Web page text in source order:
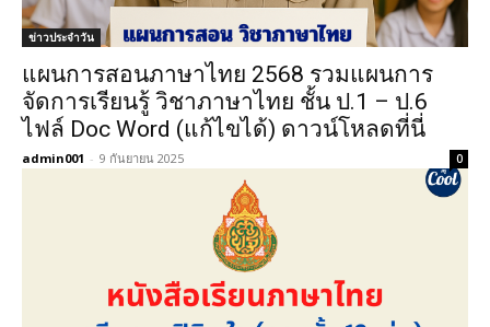
ข่าวประจำวัน
แผนการสอนภาษาไทย 2568 รวมแผนการ
จัดการเรียนรู้ วิชาภาษาไทย ชั้น ป.1 – ป.6
ไฟล์ Doc Word (แก้ไขได้) ดาวน์โหลดที่นี่
admin001 - 9 กันยายน 2025 0